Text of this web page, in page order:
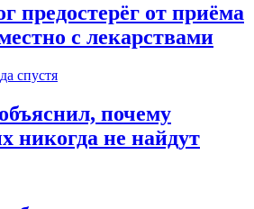
предостерёг от приёма
с лекарствами
спустя
почему
никогда не найдут